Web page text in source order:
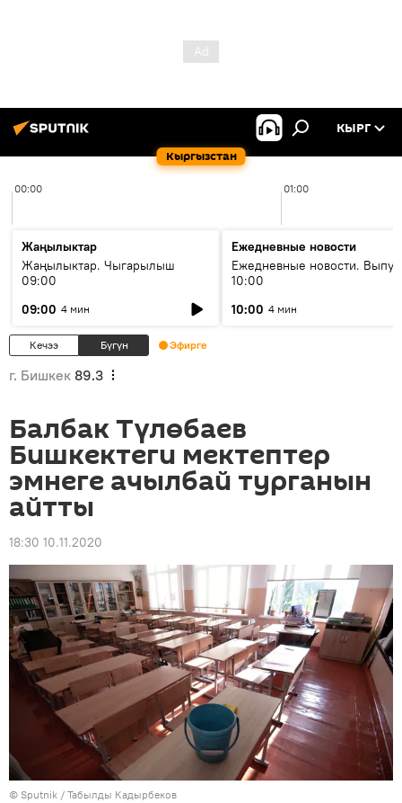
Кыргызстан
КЫРГ
00:00 01:00
Жаңылыктар
Жаңылыктар. Чыгарылыш
09:00
09:00 4 мин
Ежедневные новости
Ежедневные новости.
10:00
10:00 4 мин
Кечээ Бүгүн Эфирге
г. Бишкек 89.3
Балбак Түлөбаев
Бишкектеги мектептер
эмнеге ачылбай турганын
айтты
18:30 10.11.2020
© Sputnik / Табылды Кадырбеков